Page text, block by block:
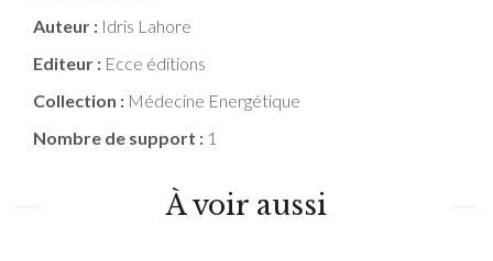
Auteur : Idris Lahore
Editeur : Ecce éditions
Collection : Médecine Energétique
Nombre de support : 1
À voir aussi